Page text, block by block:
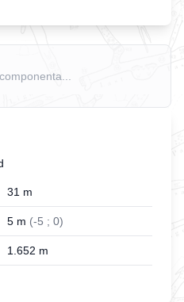
31 m
5 m (-5 ; 0)
1.652 m